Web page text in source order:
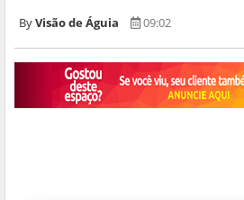
Visão de Águia 09:02